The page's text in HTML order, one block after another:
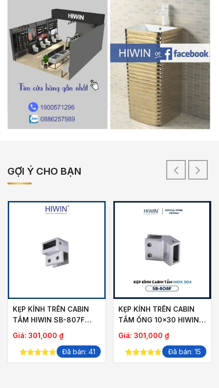
GỢI Ý CHO BẠN
KẸP KÍNH TRÊN CABIN
TẮM HIWIN SB-807F
ỐNG 10×30
Giá: 301,000 ₫
5.00out of
Đã bán: 41
KẸP KÍNH TRÊN CABIN
TẮM ỐNG 10×30 HIWIN
SB-808F
Giá: 301,000 ₫
5.00out of
Đã bán: 15